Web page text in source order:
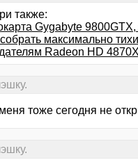
также:
Gygabyte
максимально
Radeon HD
тоже сегодня не